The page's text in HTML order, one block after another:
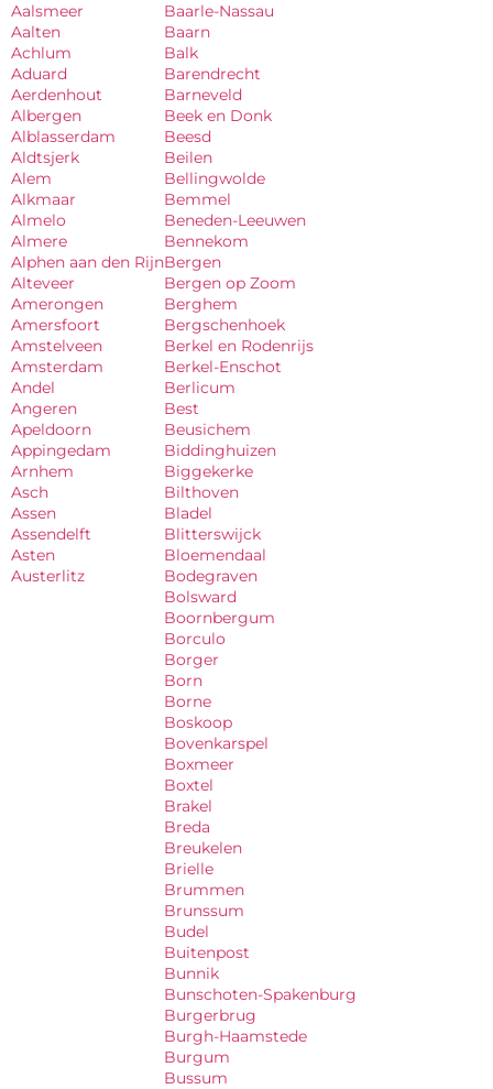
Aalsmeer
Aalten
Achlum
Aduard
Aerdenhout
Albergen
Alblasserdam
Aldtsjerk
Alem
Alkmaar
Almelo
Almere
Alphen aan den Rijn
Alteveer
Amerongen
Amersfoort
Amstelveen
Amsterdam
Andel
Angeren
Apeldoorn
Appingedam
Arnhem
Asch
Assen
Assendelft
Asten
Austerlitz
Baarle-Nassau
Baarn
Balk
Barendrecht
Barneveld
Beek en Donk
Beesd
Beilen
Bellingwolde
Bemmel
Beneden-Leeuwen
Bennekom
Bergen
Bergen op Zoom
Berghem
Bergschenhoek
Berkel en Rodenrijs
Berkel-Enschot
Berlicum
Best
Beusichem
Biddinghuizen
Biggekerke
Bilthoven
Bladel
Blitterswijck
Bloemendaal
Bodegraven
Bolsward
Boornbergum
Borculo
Borger
Born
Borne
Boskoop
Bovenkarspel
Boxmeer
Boxtel
Brakel
Breda
Breukelen
Brielle
Brummen
Brunssum
Budel
Buitenpost
Bunnik
Bunschoten-Spakenburg
Burgerbrug
Burgh-Haamstede
Burgum
Bussum